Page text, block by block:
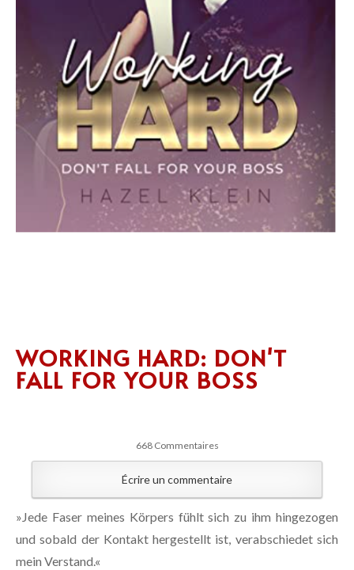
WORKING HARD: DON'T
FALL FOR YOUR BOSS
668 Commentaires
Écrire un commentaire
»Jede Faser meines Körpers fühlt sich zu ihm hingezogen
und sobald der Kontakt hergestellt ist, verabschiedet sich
mein Verstand.«